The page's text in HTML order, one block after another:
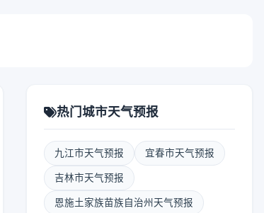
热门城市天气预报
九江市天气预报 宜春市天气预报
吉林市天气预报
恩施土家族苗族自治州天气预报